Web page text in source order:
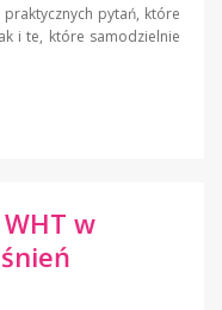
pytań, które
i te, które samodzielnie
w